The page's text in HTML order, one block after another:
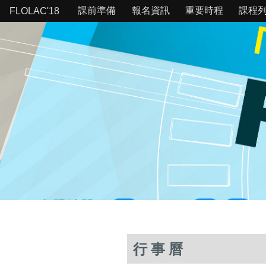
FLOLAC'18 課前準備 報名資訊 重要時程 課程
行事曆